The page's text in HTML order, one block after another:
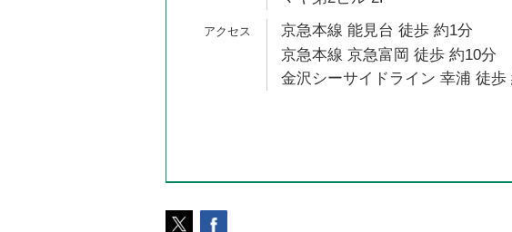
京急本線 能見台 徒歩 約1分
京急本線 京急富岡 徒歩 約10分
金沢シーサイドライン 幸浦 徒歩